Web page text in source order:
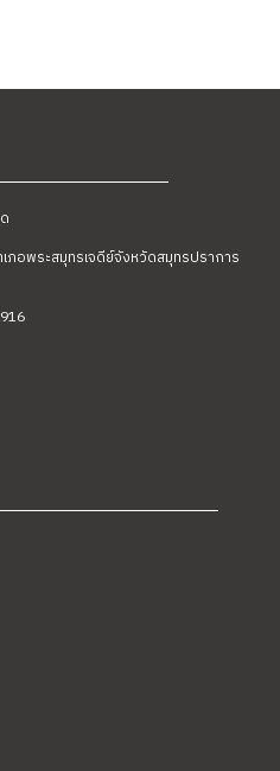
ภอพระสมุทรเจดีย์จังหวัดสมุทรปราการ